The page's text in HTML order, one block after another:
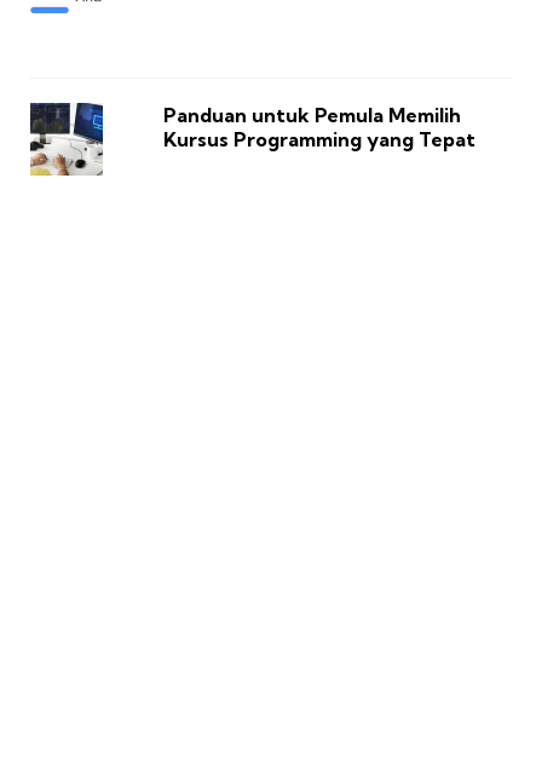
Panduan untuk Pemula Memilih
Kursus Programming yang Tepat